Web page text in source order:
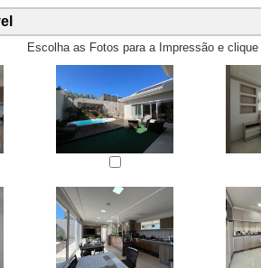
Escolha as Fotos para a Impressão e clique